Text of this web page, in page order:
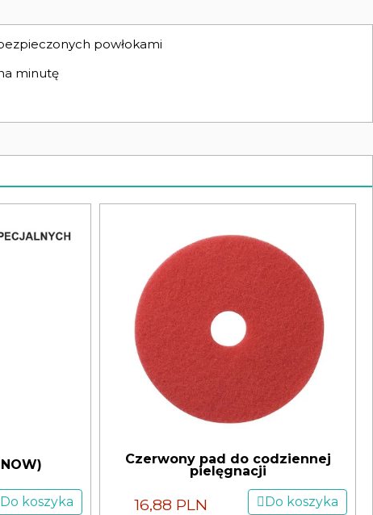
powłokami
minutę
Do koszyka
Czerwony pad do codziennej
pielęgnacji
16,88 PLN Do koszyka